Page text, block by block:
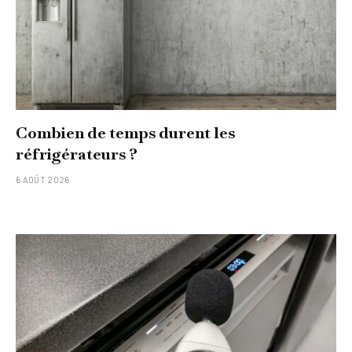
Combien de temps durent les
réfrigérateurs ?
6 AOÛT 2026